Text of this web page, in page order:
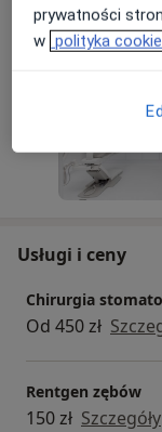
28/04/2026
Usługi i ceny
Chirurgia
Od 450 zł
Rentgen zębów
150 zł Szczegóły
prywatności
w polityka